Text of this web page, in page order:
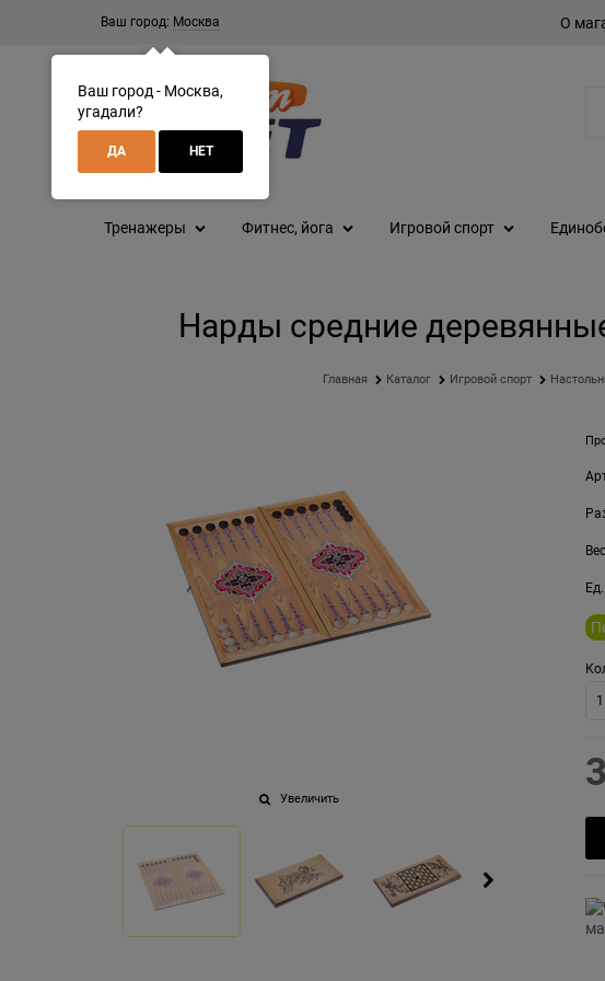
Ваш город: Москва О
Тренажеры Фитнес, йога Игровой спорт
Нарды средние
Главная Каталог Игровой спорт
Увеличить
Ваш город - Москва,
угадали?
ДА НЕТ